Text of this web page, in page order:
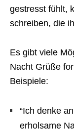
gestresst fühlt,
schreiben, die
Es gibt viele
Nacht Grüße
Beispiele:
“Ich denke
erholsame